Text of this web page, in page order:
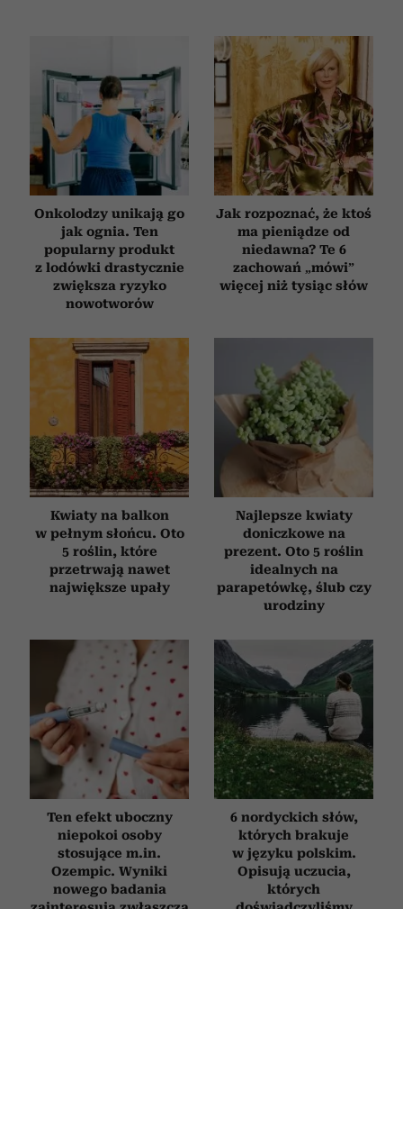
Onkolodzy unikają go
jak ognia. Ten
popularny produkt
z lodówki drastycznie
zwiększa ryzyko
nowotworów
Jak rozpoznać, że ktoś
ma pieniądze od
niedawna? Te 6
zachowań „mówi”
więcej niż tysiąc słów
Kwiaty na balkon
w pełnym słońcu. Oto
5 roślin, które
przetrwają nawet
największe upały
Najlepsze kwiaty
doniczkowe na
prezent. Oto 5 roślin
idealnych na
parapetówkę, ślub czy
urodziny
Ten efekt uboczny
niepokoi osoby
stosujące m.in.
Ozempic. Wyniki
nowego badania
zainteresują zwłaszcza
6 nordyckich słów,
których brakuje
w języku polskim.
Opisują uczucia,
których
doświadczyliśmy